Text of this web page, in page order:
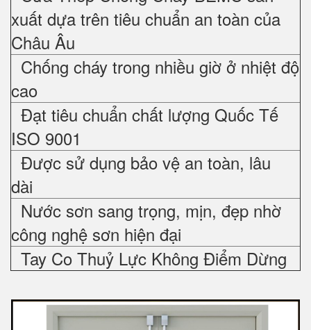
xuất dựa trên tiêu chuẩn an toàn của
Châu Âu
Chống cháy trong nhiều giờ ở nhiệt độ
cao
Đạt tiêu chuẩn chất lượng Quốc Tế
ISO 9001
Được sử dụng bảo vệ an toàn, lâu
dài
Nước sơn sang trọng, mịn, đẹp nhờ
công nghệ sơn hiện đại
Tay Co Thuỷ Lực Không Điểm Dừng